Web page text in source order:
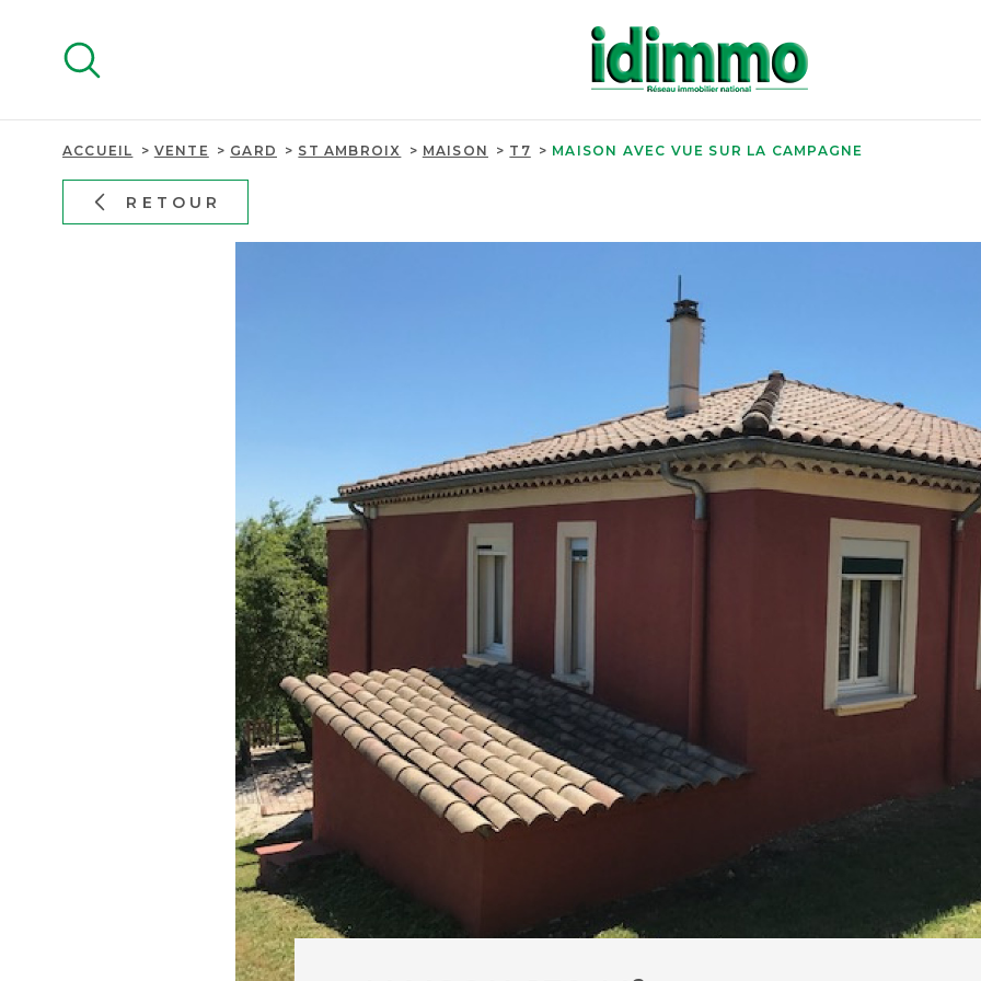
contenu
ACCUEIL VENTE GARD ST AMBROIX MAISON T7 MAISON AVEC VUE SUR LA CAMPAGNE
RETOUR